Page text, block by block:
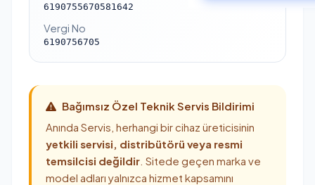
6190755670581642
Vergi No
6190756705
Bağımsız Özel Teknik Servis Bildirimi
Anında Servis, herhangi bir cihaz üreticisinin
yetkili servisi, distribütörü veya resmi
temsilcisi değildir . Sitede geçen marka ve
model adları yalnızca hizmet kapsamını